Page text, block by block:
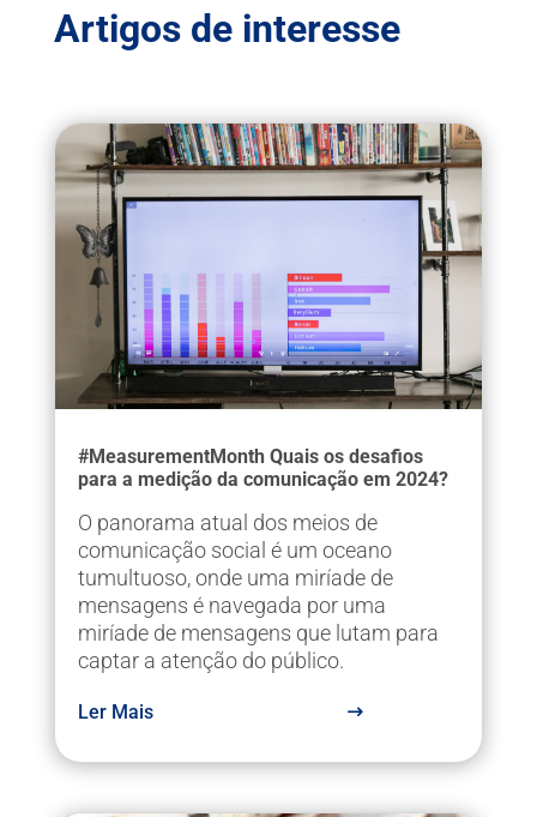
Artigos de interesse
#MeasurementMonth Quais os desafios
para a medição da comunicação em 2024?
O panorama atual dos meios de
comunicação social é um oceano
tumultuoso, onde uma miríade de
mensagens é navegada por uma
miríade de mensagens que lutam para
captar a atenção do público.
Ler Mais